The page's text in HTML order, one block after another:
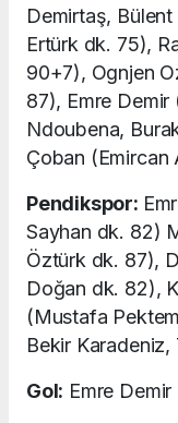
Demirtaş,
Ertürk dk. 75),
90+7), Ognjen
87), Emre
Ndoubena,
Çoban (Emircan
Pendikspor:
Sayhan dk. 82)
Öztürk dk. 87),
Doğan dk. 82),
(Mustafa
Bekir Karadeniz,
Gol: Emre